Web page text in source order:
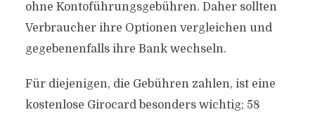
ohne Kontoführungsgebühren. Daher sollten
Verbraucher ihre Optionen vergleichen und
gegebenenfalls ihre Bank wechseln.
Für diejenigen, die Gebühren zahlen, ist eine
kostenlose Girocard besonders wichtig; 58